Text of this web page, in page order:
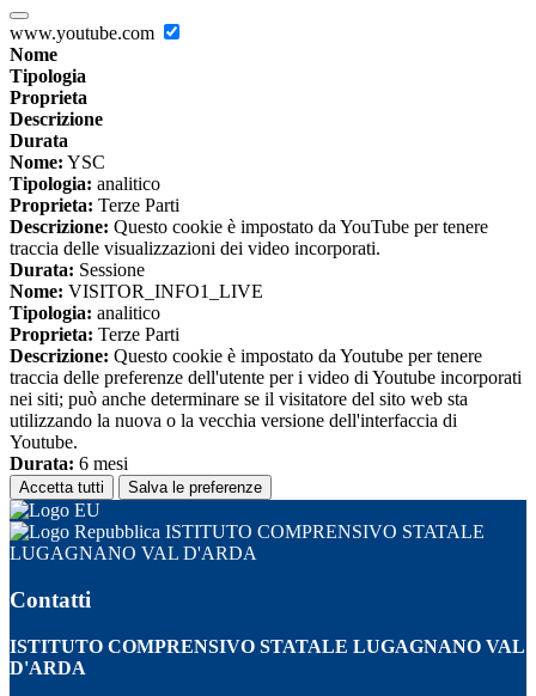
www.youtube.com
Nome
Tipologia
Proprieta
Descrizione
Durata
Nome: YSC
Tipologia: analitico
Proprieta: Terze Parti
Descrizione: Questo cookie è impostato da YouTube per tenere
traccia delle visualizzazioni dei video incorporati.
Durata: Sessione
Nome: VISITOR_INFO1_LIVE
Tipologia: analitico
Proprieta: Terze Parti
Descrizione: Questo cookie è impostato da Youtube per tenere
traccia delle preferenze dell'utente per i video di Youtube incorporati
nei siti; può anche determinare se il visitatore del sito web sta
utilizzando la nuova o la vecchia versione dell'interfaccia di
Youtube.
Durata: 6 mesi
Accetta tutti Salva le preferenze
ISTITUTO COMPRENSIVO STATALE
LUGAGNANO VAL D'ARDA
Contatti
ISTITUTO COMPRENSIVO STATALE LUGAGNANO VAL
D'ARDA